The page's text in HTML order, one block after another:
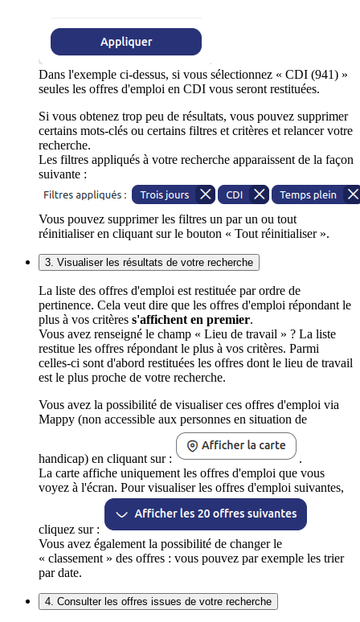
Dans l'exemple ci-dessus, si vous sélectionnez « CDI (941) »
seules les offres d'emploi en CDI vous seront restituées.
Si vous obtenez trop peu de résultats, vous pouvez supprimer
certains mots-clés ou certains filtres et critères et relancer votre
recherche.
Les filtres appliqués à votre recherche apparaissent de la façon
suivante :
Vous pouvez supprimer les filtres un par un ou tout
réinitialiser en cliquant sur le bouton « Tout réinitialiser ».
3. Visualiser les résultats de votre recherche
La liste des offres d'emploi est restituée par ordre de
pertinence. Cela veut dire que les offres d'emploi répondant le
plus à vos critères s'affichent en premier.
Vous avez renseigné le champ « Lieu de travail » ? La liste
restitue les offres répondant le plus à vos critères. Parmi
celles-ci sont d'abord restituées les offres dont le lieu de travail
est le plus proche de votre recherche.
Vous avez la possibilité de visualiser ces offres d'emploi via
Mappy (non accessible aux personnes en situation de
handicap) en cliquant sur :
.
La carte affiche uniquement les offres d'emploi que vous
voyez à l'écran. Pour visualiser les offres d'emploi suivantes,
cliquez sur :
Vous avez également la possibilité de changer le
« classement » des offres : vous pouvez par exemple les trier
par date.
4. Consulter les offres issues de votre recherche